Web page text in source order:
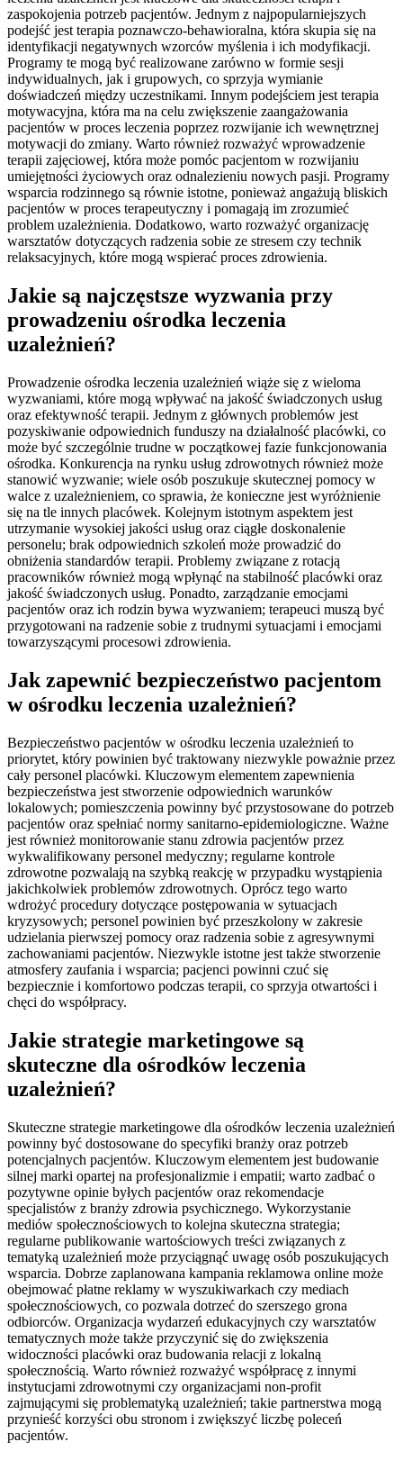
zaspokojenia potrzeb pacjentów. Jednym z najpopularniejszych
podejść jest terapia poznawczo-behawioralna, która skupia się na
identyfikacji negatywnych wzorców myślenia i ich modyfikacji.
Programy te mogą być realizowane zarówno w formie sesji
indywidualnych, jak i grupowych, co sprzyja wymianie
doświadczeń między uczestnikami. Innym podejściem jest terapia
motywacyjna, która ma na celu zwiększenie zaangażowania
pacjentów w proces leczenia poprzez rozwijanie ich wewnętrznej
motywacji do zmiany. Warto również rozważyć wprowadzenie
terapii zajęciowej, która może pomóc pacjentom w rozwijaniu
umiejętności życiowych oraz odnalezieniu nowych pasji. Programy
wsparcia rodzinnego są równie istotne, ponieważ angażują bliskich
pacjentów w proces terapeutyczny i pomagają im zrozumieć
problem uzależnienia. Dodatkowo, warto rozważyć organizację
warsztatów dotyczących radzenia sobie ze stresem czy technik
relaksacyjnych, które mogą wspierać proces zdrowienia.
Jakie są najczęstsze wyzwania przy
prowadzeniu ośrodka leczenia
uzależnień?
Prowadzenie ośrodka leczenia uzależnień wiąże się z wieloma
wyzwaniami, które mogą wpływać na jakość świadczonych usług
oraz efektywność terapii. Jednym z głównych problemów jest
pozyskiwanie odpowiednich funduszy na działalność placówki, co
może być szczególnie trudne w początkowej fazie funkcjonowania
ośrodka. Konkurencja na rynku usług zdrowotnych również może
stanowić wyzwanie; wiele osób poszukuje skutecznej pomocy w
walce z uzależnieniem, co sprawia, że konieczne jest wyróżnienie
się na tle innych placówek. Kolejnym istotnym aspektem jest
utrzymanie wysokiej jakości usług oraz ciągłe doskonalenie
personelu; brak odpowiednich szkoleń może prowadzić do
obniżenia standardów terapii. Problemy związane z rotacją
pracowników również mogą wpłynąć na stabilność placówki oraz
jakość świadczonych usług. Ponadto, zarządzanie emocjami
pacjentów oraz ich rodzin bywa wyzwaniem; terapeuci muszą być
przygotowani na radzenie sobie z trudnymi sytuacjami i emocjami
towarzyszącymi procesowi zdrowienia.
Jak zapewnić bezpieczeństwo pacjentom
w ośrodku leczenia uzależnień?
Bezpieczeństwo pacjentów w ośrodku leczenia uzależnień to
priorytet, który powinien być traktowany niezwykle poważnie przez
cały personel placówki. Kluczowym elementem zapewnienia
bezpieczeństwa jest stworzenie odpowiednich warunków
lokalowych; pomieszczenia powinny być przystosowane do potrzeb
pacjentów oraz spełniać normy sanitarno-epidemiologiczne. Ważne
jest również monitorowanie stanu zdrowia pacjentów przez
wykwalifikowany personel medyczny; regularne kontrole
zdrowotne pozwalają na szybką reakcję w przypadku wystąpienia
jakichkolwiek problemów zdrowotnych. Oprócz tego warto
wdrożyć procedury dotyczące postępowania w sytuacjach
kryzysowych; personel powinien być przeszkolony w zakresie
udzielania pierwszej pomocy oraz radzenia sobie z agresywnymi
zachowaniami pacjentów. Niezwykle istotne jest także stworzenie
atmosfery zaufania i wsparcia; pacjenci powinni czuć się
bezpiecznie i komfortowo podczas terapii, co sprzyja otwartości i
chęci do współpracy.
Jakie strategie marketingowe są
skuteczne dla ośrodków leczenia
uzależnień?
Skuteczne strategie marketingowe dla ośrodków leczenia uzależnień
powinny być dostosowane do specyfiki branży oraz potrzeb
potencjalnych pacjentów. Kluczowym elementem jest budowanie
silnej marki opartej na profesjonalizmie i empatii; warto zadbać o
pozytywne opinie byłych pacjentów oraz rekomendacje
specjalistów z branży zdrowia psychicznego. Wykorzystanie
mediów społecznościowych to kolejna skuteczna strategia;
regularne publikowanie wartościowych treści związanych z
tematyką uzależnień może przyciągnąć uwagę osób poszukujących
wsparcia. Dobrze zaplanowana kampania reklamowa online może
obejmować płatne reklamy w wyszukiwarkach czy mediach
społecznościowych, co pozwala dotrzeć do szerszego grona
odbiorców. Organizacja wydarzeń edukacyjnych czy warsztatów
tematycznych może także przyczynić się do zwiększenia
widoczności placówki oraz budowania relacji z lokalną
społecznością. Warto również rozważyć współpracę z innymi
instytucjami zdrowotnymi czy organizacjami non-profit
zajmującymi się problematyką uzależnień; takie partnerstwa mogą
przynieść korzyści obu stronom i zwiększyć liczbę poleceń
pacjentów.